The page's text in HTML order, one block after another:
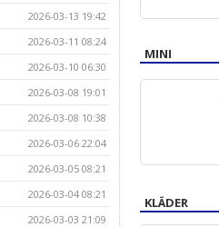
2026-03-13 19:42
2026-03-11 08:24
2026-03-10 06:30
2026-03-08 19:01
2026-03-08 10:38
2026-03-06 22:04
2026-03-05 08:21
2026-03-04 08:21
2026-03-03 21:09
MINI
KLÄDER